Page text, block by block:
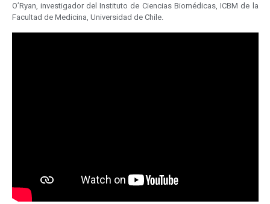
O’Ryan, investigador del Instituto de Ciencias Biomédicas, ICBM de la
Facultad de Medicina, Universidad de Chile.